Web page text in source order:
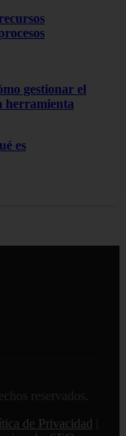
gestionar el
herramienta
es
reservados.
de Privacidad